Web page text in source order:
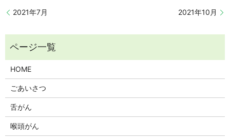
2021年7月 2021年10月
HOME
ごあいさつ
舌がん
喉頭がん